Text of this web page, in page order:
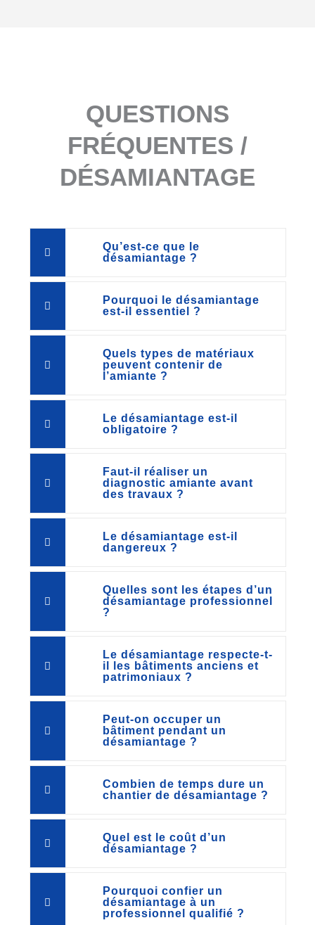
QUESTIONS
FRÉQUENTES /
DÉSAMIANTAGE
Qu’est-ce que le
désamiantage ?
Pourquoi le désamiantage
est-il essentiel ?
Quels types de matériaux
peuvent contenir de
l’amiante ?
Le désamiantage est-il
obligatoire ?
Faut-il réaliser un
diagnostic amiante avant
des travaux ?
Le désamiantage est-il
dangereux ?
Quelles sont les étapes d’un
désamiantage professionnel
?
Le désamiantage respecte-t-
il les bâtiments anciens et
patrimoniaux ?
Peut-on occuper un
bâtiment pendant un
désamiantage ?
Combien de temps dure un
chantier de désamiantage ?
Quel est le coût d’un
désamiantage ?
Pourquoi confier un
désamiantage à un
professionnel qualifié ?